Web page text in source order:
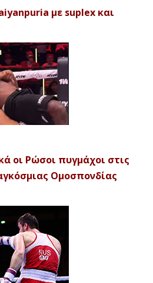
με suplex και
οι Ρώσοι πυγμάχοι στις
Ομοσπονδίας